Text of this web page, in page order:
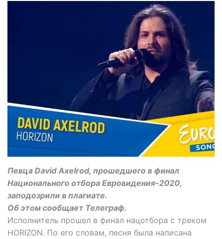
Певца David Axelrod, прошедшего в финал
Национального отбора Евровидения-2020,
заподозрили в плагиате.
Об этом сообщает Телеграф.
Исполнитель прошел в финал нацотбора с треком
HORIZON. По его словам, песня была написана